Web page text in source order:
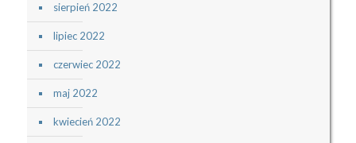
sierpień 2022
lipiec 2022
czerwiec 2022
maj 2022
kwiecień 2022